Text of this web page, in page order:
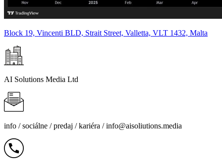
Block 19, Vincenti BLD, Strait Street, Valletta, VLT 1432, Malta
AI Solutions Media Ltd
info /sociálne /predaj /kariéra /info@aisoliutions.media